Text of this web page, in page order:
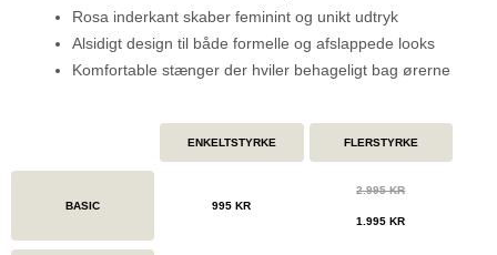
Rosa inderkant skaber feminint og unikt udtryk
Alsidigt design til både formelle og afslappede looks
Komfortable stænger der hviler behageligt bag ørerne
ENKELTSTYRKE FLERSTYRKE
BASIC 995 KR
2.995 KR
1.995 KR